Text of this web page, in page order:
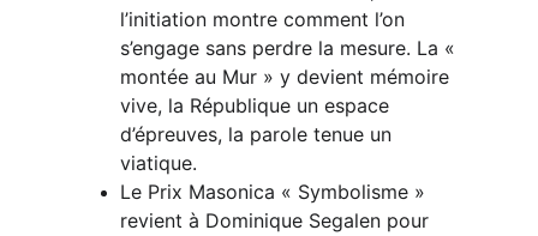
l’initiation montre comment l’on
s’engage sans perdre la mesure. La «
montée au Mur » y devient mémoire
vive, la République un espace
d’épreuves, la parole tenue un
viatique.
Le Prix Masonica « Symbolisme »
revient à Dominique Segalen pour